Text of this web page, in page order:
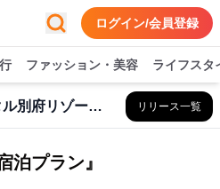
ログイン/会員登録
ファッション・美容 ライフスタ
ANAインターコンチネンタル別府リゾート＆スパ リリース一覧
泊プラン』